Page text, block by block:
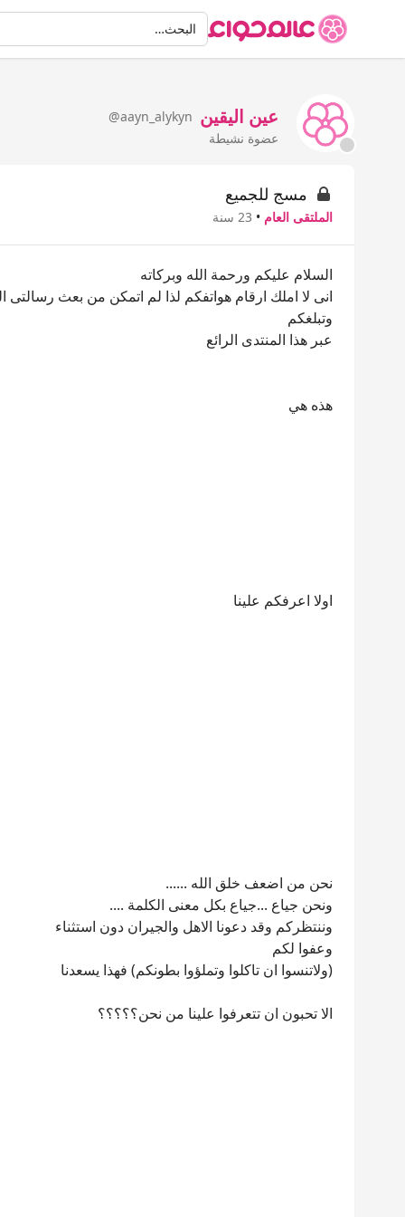
البحثالبحث…
عين اليقين @aayn_alykyn
عضوة نشيطة
مسج للجميع
الملتقى العام • 23 سنة
السلام عليكم ورحمة الله وبركاته
انى لا املك ارقام هواتفكم لذا لم اتمكن من بعث رسالتى
وتبلغكم
عبر هذا المنتدى الرائع
هذه هي
اولا اعرفكم علينا
نحن من اضعف خلق الله ......
ونحن جياع ...جياع بكل معنى الكلمة ....
وننتظركم وقد دعونا الاهل والجيران دون استثناء
وعفوا لكم
(ولاتنسوا ان تاكلوا وتملؤوا بطونكم) فهذا يسعدنا
الا تحبون ان تتعرفوا علينا من نحن؟؟؟؟؟